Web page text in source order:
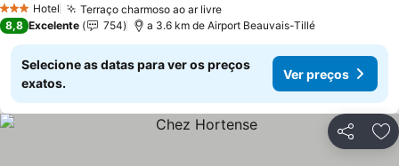
3 EstrelasHotel Terraço charmoso ao ar livre
8,8 Excelente 754 a 3.6 km de Airport Beauvais-Tillé
Selecione as datas para ver os preços
exatos.
Ver preços
Partilhar